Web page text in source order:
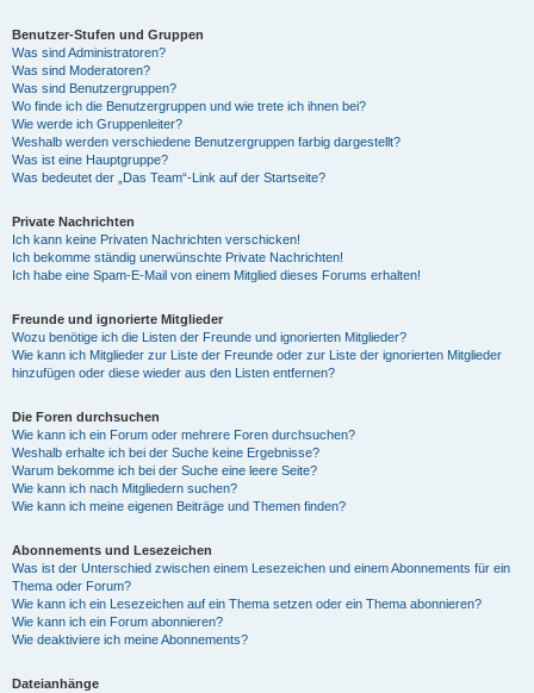
Benutzer-Stufen und Gruppen
Was sind Administratoren?
Was sind Moderatoren?
Was sind Benutzergruppen?
Wo finde ich die Benutzergruppen und wie trete ich ihnen bei?
Wie werde ich Gruppenleiter?
Weshalb werden verschiedene Benutzergruppen farbig dargestellt?
Was ist eine Hauptgruppe?
Was bedeutet der „Das Team“-Link auf der Startseite?
Private Nachrichten
Ich kann keine Privaten Nachrichten verschicken!
Ich bekomme ständig unerwünschte Private Nachrichten!
Ich habe eine Spam-E-Mail von einem Mitglied dieses Forums erhalten!
Freunde und ignorierte Mitglieder
Wozu benötige ich die Listen der Freunde und ignorierten Mitglieder?
Wie kann ich Mitglieder zur Liste der Freunde oder zur Liste der ignorierten Mitglieder
hinzufügen oder diese wieder aus den Listen entfernen?
Die Foren durchsuchen
Wie kann ich ein Forum oder mehrere Foren durchsuchen?
Weshalb erhalte ich bei der Suche keine Ergebnisse?
Warum bekomme ich bei der Suche eine leere Seite?
Wie kann ich nach Mitgliedern suchen?
Wie kann ich meine eigenen Beiträge und Themen finden?
Abonnements und Lesezeichen
Was ist der Unterschied zwischen einem Lesezeichen und einem Abonnements für ein
Thema oder Forum?
Wie kann ich ein Lesezeichen auf ein Thema setzen oder ein Thema abonnieren?
Wie kann ich ein Forum abonnieren?
Wie deaktiviere ich meine Abonnements?
Dateianhänge